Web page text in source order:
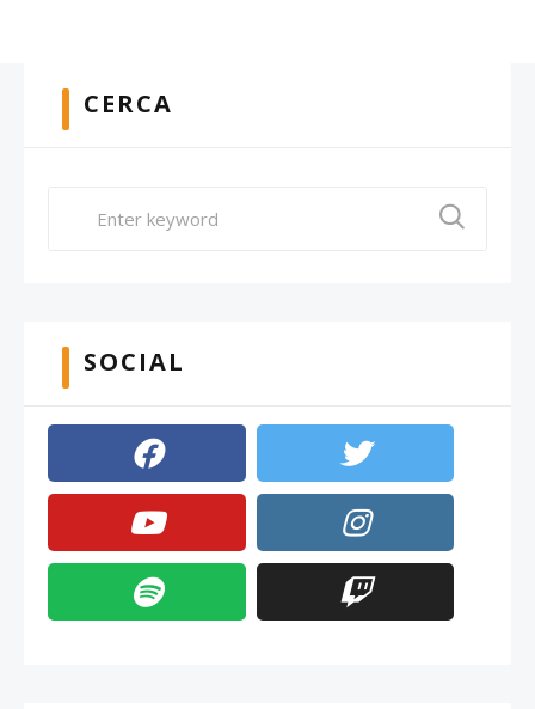
CERCA
SOCIAL